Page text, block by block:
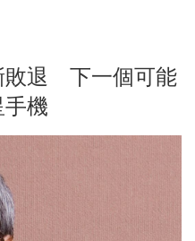
敗退 下一個可能
機